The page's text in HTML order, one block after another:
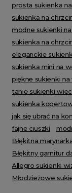
prosta sukienka
sukienka na
modne sukienki
sukienka na
eleganckie
sukienka mini na
piękne sukienki na
tanie sukienki
sukienka
jak się ubrać na
fajne ciuszki
Błękitna
Błękitny garnitur
Allegro sukienki
Młodzieżowe